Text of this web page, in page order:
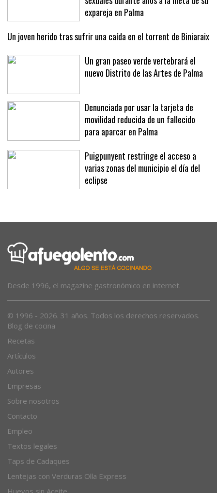
Detenido un hombre por agresiones
sexuales durante años a la nieta de su
expareja en Palma
Un joven herido tras sufrir una caída en el torrent de Biniaraix
Un gran paseo verde vertebrará el
Denunciada por usar la tarjeta de
movilidad reducida de un fallecido
para aparcar en Palma
Puigpunyent restringe el acceso a
varias zonas del municipio el día del
Blog de cocina
Recetas
Artículos
Autores
Empresas
Sobre nosotros
Contacto
Empleo
Textos legales
Taps de Cadaques